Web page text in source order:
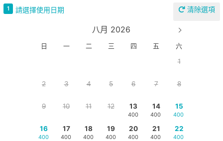
1 請選擇使用日期 清除選項
八月 2026
日 一 二 三 四 五
六
1
2 3 4 5 6 7 8
9 10 11 12 13
400
14
400
15
400
16
400
17
400
18
400
19
400
20
400
21
400
22
400